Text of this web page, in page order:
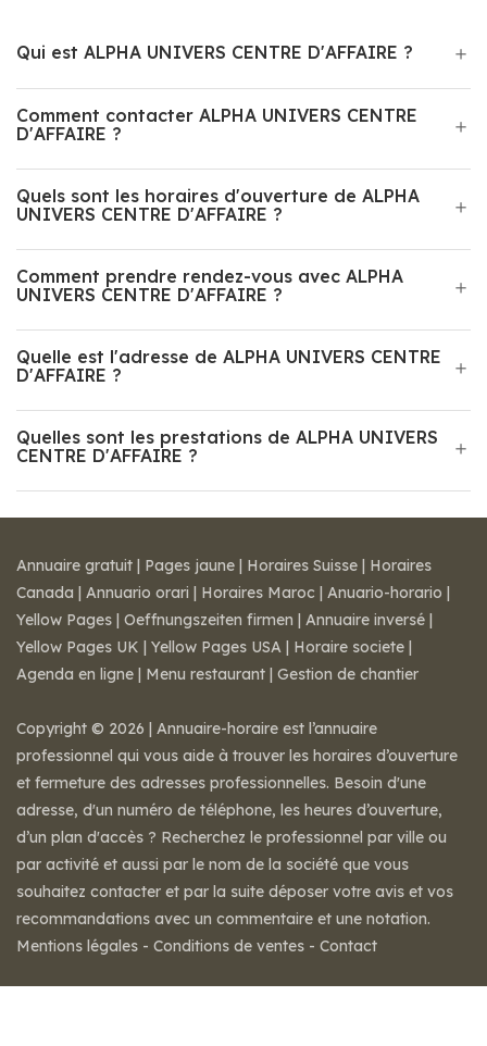
Qui est ALPHA UNIVERS CENTRE D'AFFAIRE ?
Comment contacter ALPHA UNIVERS CENTRE
D'AFFAIRE ?
Quels sont les horaires d'ouverture de ALPHA
UNIVERS CENTRE D'AFFAIRE ?
Comment prendre rendez-vous avec ALPHA
UNIVERS CENTRE D'AFFAIRE ?
Quelle est l'adresse de ALPHA UNIVERS CENTRE
D'AFFAIRE ?
Quelles sont les prestations de ALPHA UNIVERS
CENTRE D'AFFAIRE ?
Annuaire gratuit | Pages jaune | Horaires Suisse | Horaires
Canada | Annuario orari | Horaires Maroc | Anuario-horario |
Yellow Pages | Oeffnungszeiten firmen | Annuaire inversé |
Yellow Pages UK | Yellow Pages USA | Horaire societe |
Agenda en ligne | Menu restaurant | Gestion de chantier
Copyright © 2026 | Annuaire-horaire est l’annuaire
professionnel qui vous aide à trouver les horaires d’ouverture
et fermeture des adresses professionnelles. Besoin d'une
adresse, d'un numéro de téléphone, les heures d’ouverture,
d’un plan d'accès ? Recherchez le professionnel par ville ou
par activité et aussi par le nom de la société que vous
souhaitez contacter et par la suite déposer votre avis et vos
recommandations avec un commentaire et une notation.
Mentions légales - Conditions de ventes - Contact